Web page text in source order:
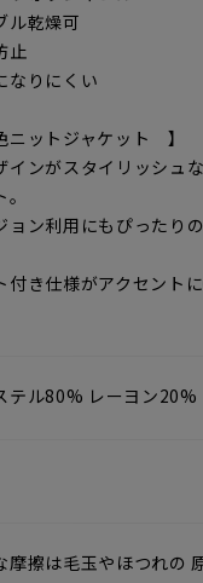
ル乾燥可
止
なりにくい
ニットジャケット 】
インがスタイリッシュ
ョン利用にもぴったり
付き仕様がアクセント
テル80% レーヨン20%
擦は毛玉やほつれの